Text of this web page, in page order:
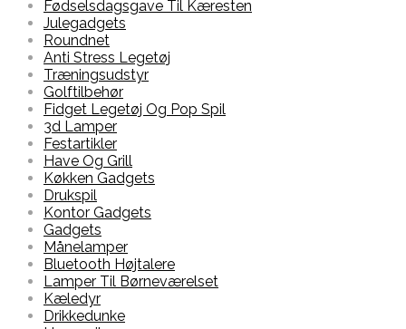
Fødselsdagsgave Til Kæresten
Julegadgets
Roundnet
Anti Stress Legetøj
Træningsudstyr
Golftilbehør
Fidget Legetøj Og Pop Spil
3d Lamper
Festartikler
Have Og Grill
Køkken Gadgets
Drukspil
Kontor Gadgets
Gadgets
Månelamper
Bluetooth Højtalere
Lamper Til Børneværelset
Kæledyr
Drikkedunke